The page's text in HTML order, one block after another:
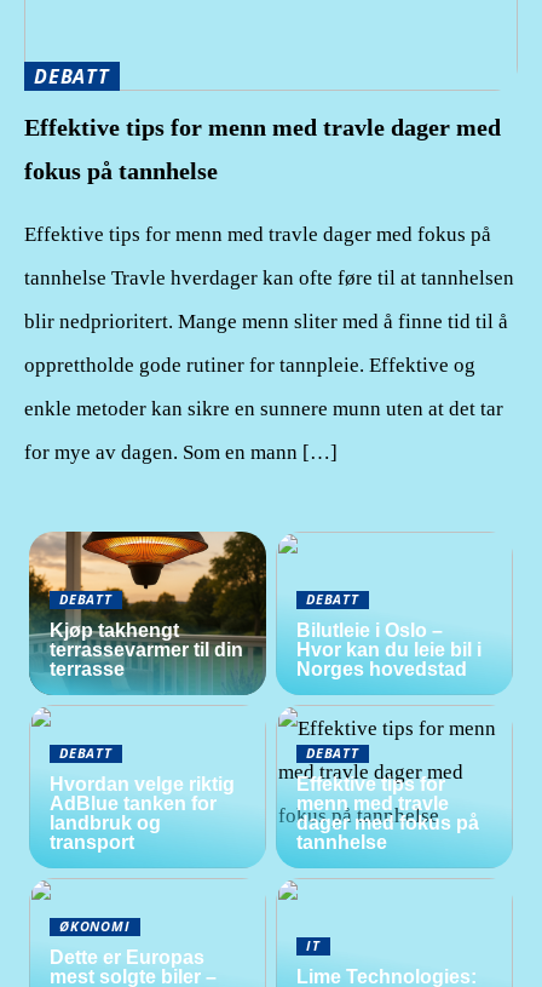
DEBATT
Effektive tips for menn med travle dager med
fokus på tannhelse
Effektive tips for menn med travle dager med fokus på
tannhelse Travle hverdager kan ofte føre til at tannhelsen
blir nedprioritert. Mange menn sliter med å finne tid til å
opprettholde gode rutiner for tannpleie. Effektive og
enkle metoder kan sikre en sunnere munn uten at det tar
for mye av dagen. Som en mann […]
DEBATT
Kjøp takhengt
terrassevarmer til din
terrasse
DEBATT
Bilutleie i Oslo –
Hvor kan du leie bil i
Norges hovedstad
DEBATT
Hvordan velge riktig
AdBlue tanken for
landbruk og
transport
DEBATT
Effektive tips for
menn med travle
dager med fokus på
tannhelse
ØKONOMI
Dette er Europas
mest solgte biler –
IT
Lime Technologies: